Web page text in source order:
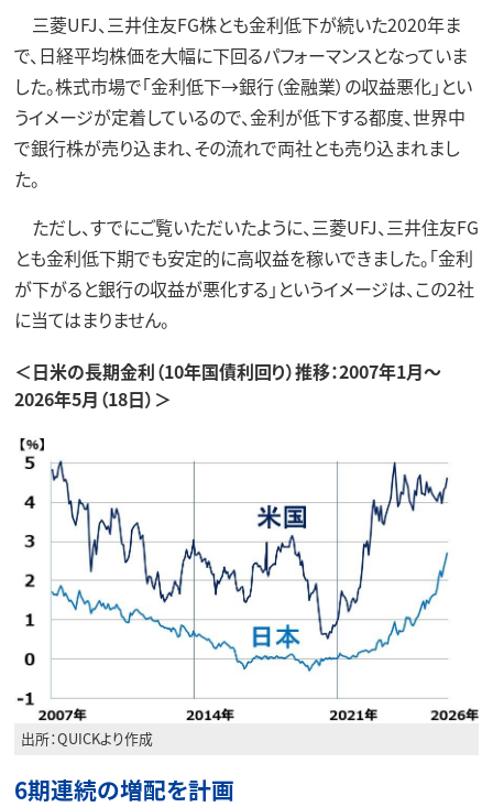
三菱UFJ、三井住友FG株とも金利低下が続いた2020年ま
で、日経平均株価を大幅に下回るパフォーマンスとなっていま
した。株式市場で「金利低下→銀行（金融業）の収益悪化」とい
うイメージが定着しているので、金利が低下する都度、世界中
で銀行株が売り込まれ、その流れで両社とも売り込まれまし
た。
ただし、すでにご覧いただいたように、三菱UFJ、三井住友FG
とも金利低下期でも安定的に高収益を稼いできました。「金利
が下がると銀行の収益が悪化する」というイメージは、この2社
に当てはまりません。
＜日米の長期金利（10年国債利回り）推移：2007年1月～
2026年5月（18日）＞
出所：QUICKより作成
6期連続の増配を計画